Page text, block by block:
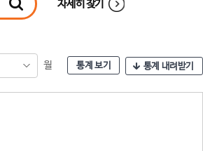
자세히 찾기
월 통계 보기 통계 내려받기